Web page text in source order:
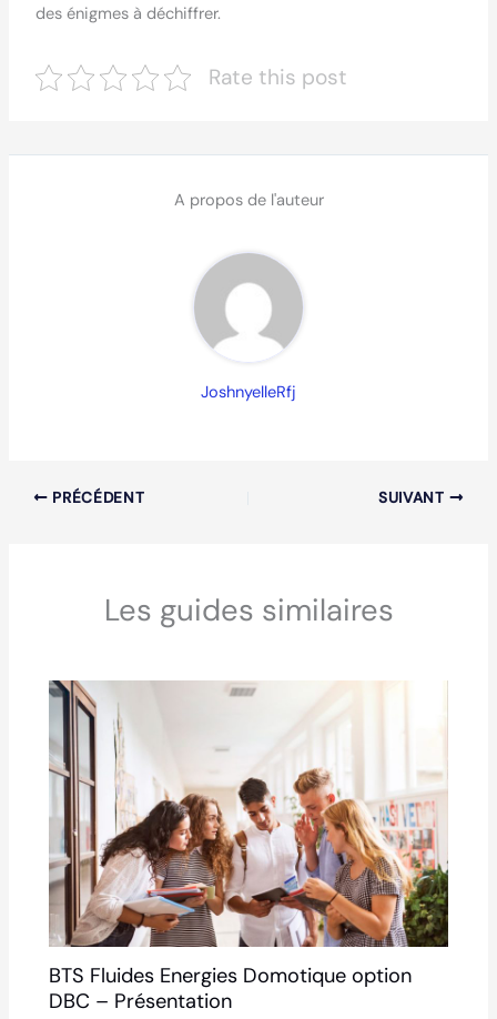
des énigmes à déchiffrer.
Rate this post
A propos de l'auteur
JoshnyelleRfj
PRÉCÉDENT SUIVANT
Les guides similaires
BTS Fluides Energies Domotique option
DBC – Présentation